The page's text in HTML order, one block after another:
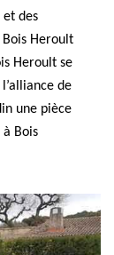
des
Heroult
Heroult se
de
une pièce
Bois